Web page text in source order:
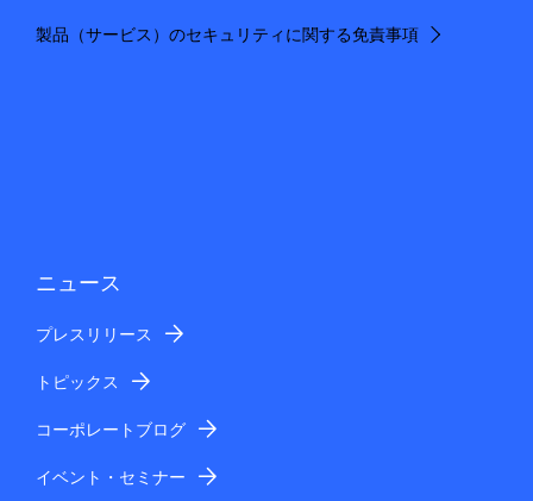
製品（サービス）のセキュリティに関する免責事項
ニュース
プレスリリース
トピックス
コーポレートブログ
イベント・セミナー